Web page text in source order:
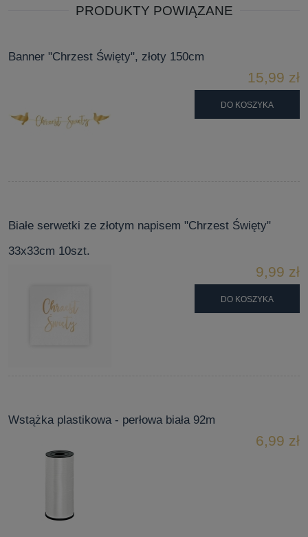
PRODUKTY POWIĄZANE
Banner "Chrzest Święty", złoty 150cm
15,99 zł
DO KOSZYKA
Białe serwetki ze złotym napisem "Chrzest Święty"
33x33cm 10szt.
9,99 zł
DO KOSZYKA
Wstążka plastikowa - perłowa biała 92m
6,99 zł